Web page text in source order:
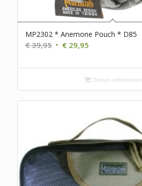
MP2302 * Anemone Pouch * D85
€39,95 Oorspronkelijke
was:
€29,95Huidige
is:
€ 29,95.
Opties selecteren